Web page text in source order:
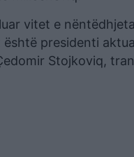
vitet e
presidenti
Stojkoviq,